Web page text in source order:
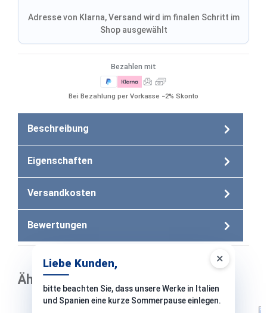
×
Liebe Kunden,
bitte beachten Sie, dass unsere Werke in Italien
und Spanien eine kurze Sommerpause einlegen.
Adresse von Klarna, Versand wird im finalen Schritt im
Shop ausgewählt
Bezahlen mit
Bei Bezahlung per Vorkasse −2% Skonto
Beschreibung
Eigenschaften
Versandkosten
Bewertungen
Ähnliche Produkte
Produktgalerie überspringen